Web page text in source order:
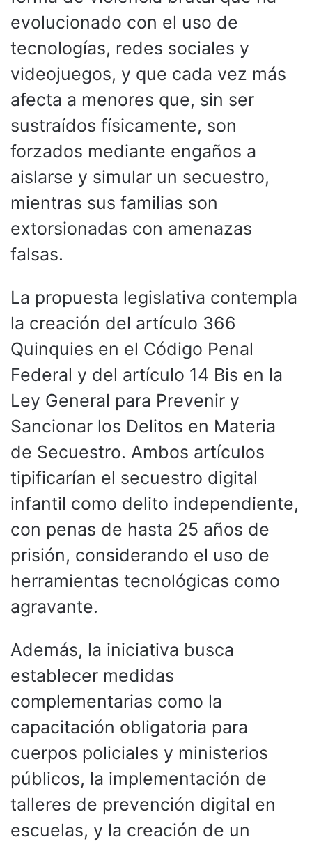
evolucionado con el uso de
tecnologías, redes sociales y
videojuegos, y que cada vez más
afecta a menores que, sin ser
sustraídos físicamente, son
forzados mediante engaños a
aislarse y simular un secuestro,
mientras sus familias son
extorsionadas con amenazas
falsas.
La propuesta legislativa contempla
la creación del artículo 366
Quinquies en el Código Penal
Federal y del artículo 14 Bis en la
Ley General para Prevenir y
Sancionar los Delitos en Materia
de Secuestro. Ambos artículos
tipificarían el secuestro digital
infantil como delito independiente,
con penas de hasta 25 años de
prisión, considerando el uso de
herramientas tecnológicas como
agravante.
Además, la iniciativa busca
establecer medidas
complementarias como la
capacitación obligatoria para
cuerpos policiales y ministerios
públicos, la implementación de
talleres de prevención digital en
escuelas, y la creación de un